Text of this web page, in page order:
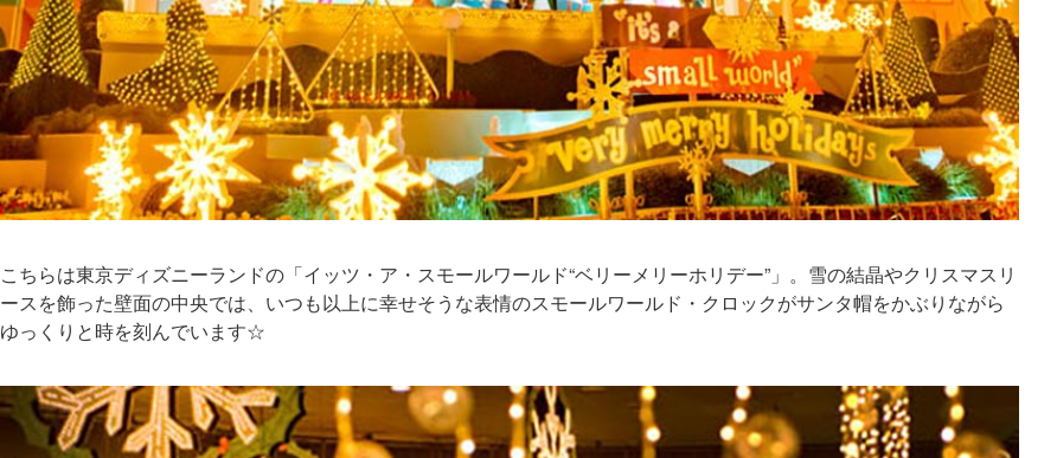
こちらは東京ディズニーランドの「イッツ・ア・スモールワールド“ベリーメリーホリデー”」。雪の結晶やクリスマスリ
ースを飾った壁面の中央では、いつも以上に幸せそうな表情のスモールワールド・クロックがサンタ帽をかぶりながら
ゆっくりと時を刻んでいます☆